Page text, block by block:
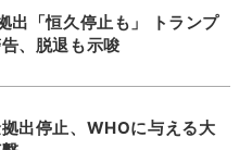
出「恒久停止も」 トランプ
、脱退も示唆
出停止、WHOに与える大